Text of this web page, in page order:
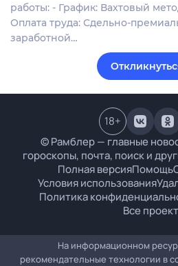
работы: - График: Вахтовый
Оплата труда: Сдельно-
заработной…
© Рамблер — главные
гороскопы, почта, поиск и
Полная версияПомощь
Условия использования
Политика
Все
18+
На информационном
рекомендательные технологии в